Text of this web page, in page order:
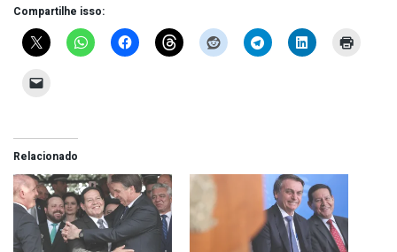
Compartilhe isso:
Relacionado